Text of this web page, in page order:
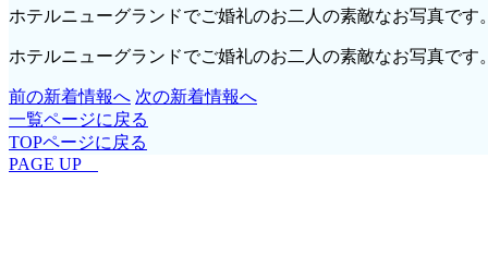
ホテルニューグランドでご婚礼のお二人の素敵なお写真です
ホテルニューグランドでご婚礼のお二人の素敵なお写真です
前の新着情報へ 次の新着情報へ
一覧ページに戻る
TOPページに戻る
PAGE UP